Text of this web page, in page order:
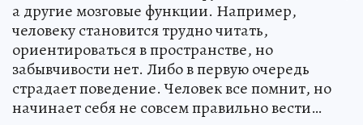
а другие мозговые функции. Например,
человеку становится трудно читать,
ориентироваться в пространстве, но
забывчивости нет. Либо в первую очередь
страдает поведение. Человек все помнит, но
начинает себя не совсем правильно вести…